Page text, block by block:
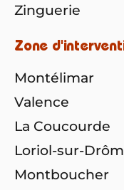
Zinguerie
Zone
Montélimar
Valence
La Coucourde
Loriol-sur-
Montboucher